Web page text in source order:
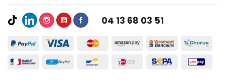
04 13 68 03 51